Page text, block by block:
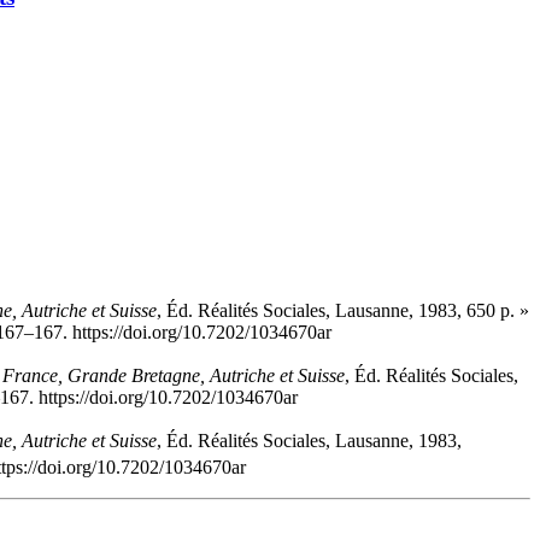
Autriche et Suisse, Éd. Réalités Sociales, Lausanne, 1983, 650 p. »
https://doi.org/10.7202/1034670ar
Grande Bretagne, Autriche et Suisse, Éd. Réalités Sociales,
https://doi.org/10.7202/1034670ar
Autriche et Suisse, Éd. Réalités Sociales, Lausanne, 1983,
doi.org/10.7202/1034670ar